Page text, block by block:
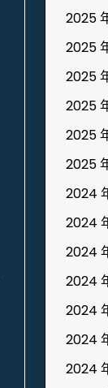
2025
2025
2025
2025
2025
2025
2024
2024
2024
2024
2024
2024
2024